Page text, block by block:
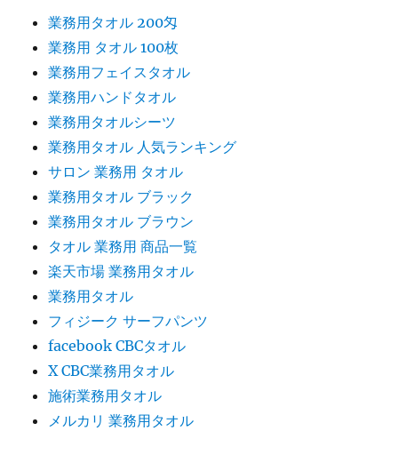
業務用タオル 200匁
業務用 タオル 100枚
業務用フェイスタオル
業務用ハンドタオル
業務用タオルシーツ
業務用タオル 人気ランキング
サロン 業務用 タオル
業務用タオル ブラック
業務用タオル ブラウン
タオル 業務用 商品一覧
楽天市場 業務用タオル
業務用タオル
フィジーク サーフパンツ
facebook CBCタオル
X CBC業務用タオル
施術業務用タオル
メルカリ 業務用タオル